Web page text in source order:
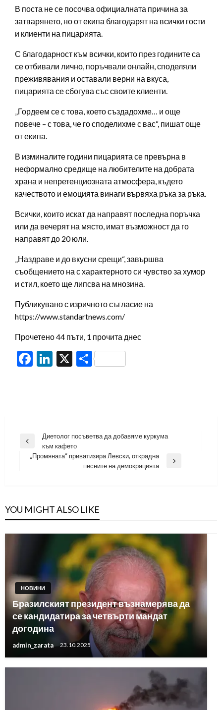
В поста не се посочва официалната причина за
затварянето, но от екипа благодарят на всички гости
и клиенти на пицарията.
С благодарност към всички, които през годините са
се отбивали лично, поръчвали онлайн, споделяли
преживявания и оставали верни на вкуса,
пицарията се сбогува със своите клиенти.
„Гордеем се с това, което създадохме… и още
повече – с това, че го споделихме с вас“, пишат още
от екипа.
В изминалите години пицарията се превърна в
неформално средище на любителите на добрата
храна и непретенциозната атмосфера, където
качеството и емоцията винаги вървяха ръка за ръка.
Всички, които искат да направят последна поръчка
или да вечерят на място, имат възможност да го
направят до 20 юли.
„Наздраве и до вкусни срещи“, завършва
съобщението на с характерното си чувство за хумор
и стил, което ще липсва на мнозина.
Публикувано с изричното съгласие на
https://www.standartnews.com/
Прочетено 44 пъти, 1 прочита днес
Facebook
LinkedIn
X Share
Навигация
Previous
Диетолог посъветва да добавяме куркума
към кафето
„Промяната“ приватизира Левски, открадна
песните на демокрацията
YOU MIGHT ALSO LIKE
НОВИНИ
Бразилският президент възнамерява да
се кандидатира за четвърти мандат
догодина
admin_zarata 23.10.2025